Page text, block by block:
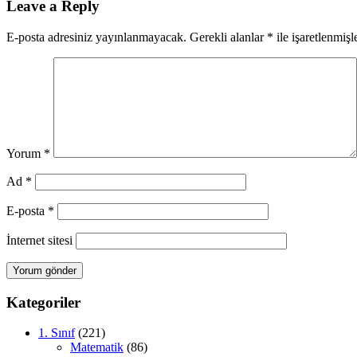
Leave a Reply
E-posta adresiniz yayınlanmayacak. Gerekli alanlar * ile
Yorum *
Ad *
E-posta *
İnternet sitesi
Kategoriler
1. Sınıf(221)
Matematik (86)